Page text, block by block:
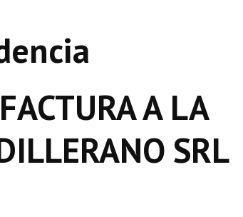
A LA
SRL